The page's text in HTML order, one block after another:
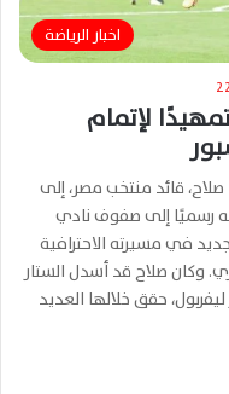
اخبار الرياضة
لإتمام
قائد منتخب مصر، إلى
رسميًا إلى صفوف نادي
في مسيرته الاحترافية
وكان صلاح قد أسدل الستار
حقق خلالها العديد